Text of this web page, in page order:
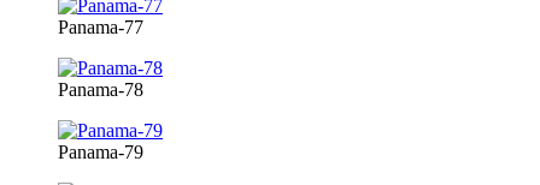
Panama-77
Panama-78
Panama-79